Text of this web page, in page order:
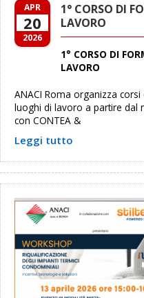
APR
20
2026
1° CORSO DI
LAVORO
1° CORSO DI
LAVORO
ANACI Roma organizza
luoghi di lavoro a partire dal
con CONTEA &
Leggi tutto